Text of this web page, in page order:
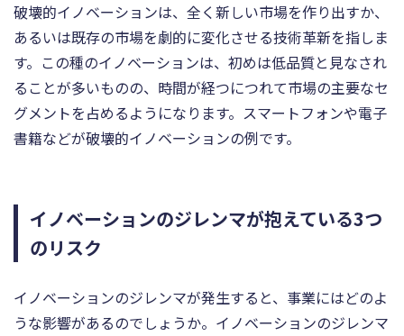
破壊的イノベーションは、全く新しい市場を作り出すか、
あるいは既存の市場を劇的に変化させる技術革新を指しま
す。この種のイノベーションは、初めは低品質と見なされ
ることが多いものの、時間が経つにつれて市場の主要なセ
グメントを占めるようになります。スマートフォンや電子
書籍などが破壊的イノベーションの例です。
イノベーションのジレンマが抱えている3つ
のリスク
イノベーションのジレンマが発生すると、事業にはどのよ
うな影響があるのでしょうか。イノベーションのジレンマ